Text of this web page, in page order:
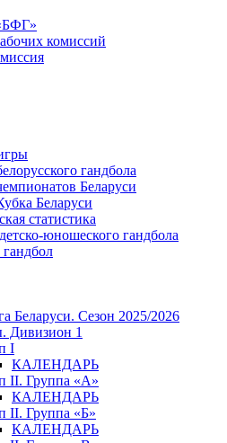
комиссий
гандбола
Беларуси
Беларуси
статистика
юношеского гандбола
Беларуси. Сезон 2025/2026
Дивизион 1
I
КАЛЕНДАРЬ
II. Группа «А»
КАЛЕНДАРЬ
II. Группа «Б»
КАЛЕНДАРЬ